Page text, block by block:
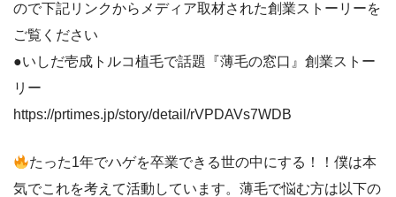
ので下記リンクからメディア取材された創業ストーリーを
ご覧ください
●いしだ壱成トルコ植毛で話題『薄毛の窓口』創業ストー
リー
https://prtimes.jp/story/detail/rVPDAVs7WDB
たった1年でハゲを卒業できる世の中にする！！僕は本
気でこれを考えて活動しています。薄毛で悩む方は以下の